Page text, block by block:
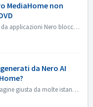
MediaHome non
Il problema potrebbe essere causato da applicazioni Nero bloccate dalla protezione ransomware di Windows 10. Potresti provare i seguenti passaggi? 1. Aprir...
da Nero AI
I tag AI ti aiuteranno a trovare l'immagine giusta da molte istantanee, in modo facile e veloce. Nero MediaHome può rendere i vostri tag AI ancora p...